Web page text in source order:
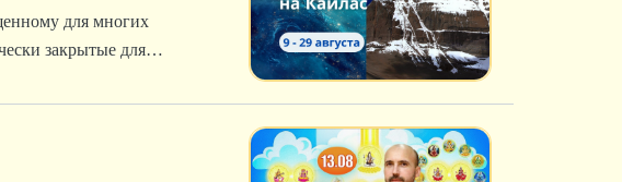
для многих
закрытые для